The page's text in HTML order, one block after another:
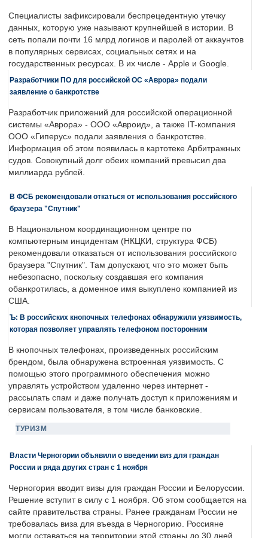
Специалисты зафиксировали беспрецедентную утечку
данных, которую уже называют крупнейшей в истории. В
сеть попали почти 16 млрд логинов и паролей от аккаунтов
в популярных сервисах, социальных сетях и на
государственных ресурсах. В их числе - Apple и Google.
Разработчики ПО для российской ОС «Аврора» подали
заявление о банкротстве
Разработчик приложений для российской операционной
системы «Аврора» - ООО «Авроид», а также IT-компания
ООО «Гиперус» подали заявления о банкротстве.
Информация об этом появилась в картотеке Арбитражных
судов. Совокупный долг обеих компаний превысил два
миллиарда рублей.
В ФСБ рекомендовали откаться от использования российского
браузера "Спутник"
В Национальном координационном центре по
компьютерным инцидентам (НКЦКИ, структура ФСБ)
рекомендовали отказаться от использования российского
браузера "Спутник". Там допускают, что это может быть
небезопасно, поскольку создавшая его компания
обанкротилась, а доменное имя выкуплено компанией из
США.
Ъ: В российских кнопочных телефонах обнаружили уязвимость,
которая позволяет управлять телефоном посторонним
В кнопочных телефонах, произведенных российским
брендом, была обнаружена встроенная уязвимость. С
помощью этого программного обеспечения можно
управлять устройством удаленно через интернет -
рассылать спам и даже получать доступ к приложениям и
сервисам пользователя, в том числе банковские.
ТУРИЗМ
Власти Черногории объявили о введении виз для граждан
России и ряда других стран с 1 ноября
Черногория вводит визы для граждан России и Белоруссии.
Решение вступит в силу с 1 ноября. Об этом сообщается на
сайте правительства страны. Ранее гражданам России не
требовалась виза для въезда в Черногорию. Россияне
могли оставаться на территории этой страны до 30 дней.